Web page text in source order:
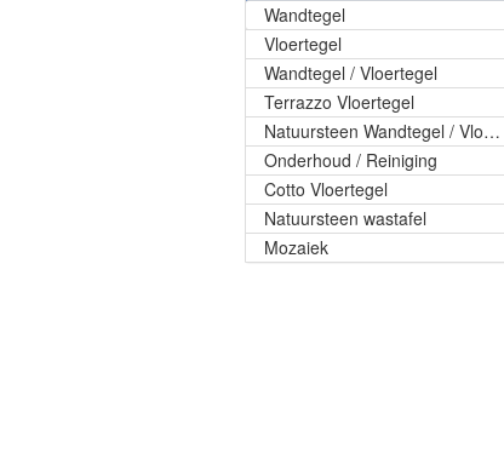
Wandtegel
Vloertegel
Wandtegel / Vloertegel
Terrazzo Vloertegel
Natuursteen Wandtegel / Vloertegel
Onderhoud / Reiniging
Cotto Vloertegel
Natuursteen wastafel
Mozaiek